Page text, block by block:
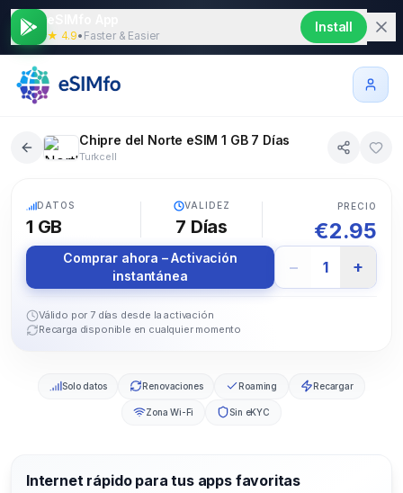
★ 4.9• Faster & Easier
Install
Chipre del Norte eSIM 1 GB 7 Días
Turkcell
DATOS
1 GB
VALIDEZ
7 Días
PRECIO
€2.95
Comprar ahora – Activación
instantánea
− 1 +
Válido por 7 días desde la activación
Recarga disponible en cualquier momento
Solo datos Renovaciones Roaming Recargar
Zona Wi-Fi Sin eKYC
Internet rápido para tus apps favoritas